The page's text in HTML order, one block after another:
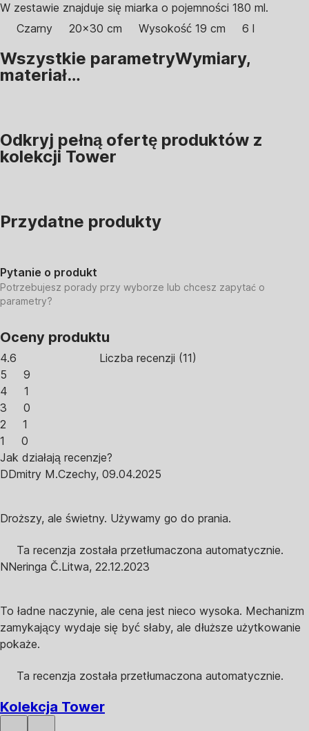
W zestawie znajduje się miarka o pojemności 180 ml.
Czarny
20x30 cm Wysokość 19 cm 6 l
Wszystkie parametryWymiary,
materiał…
Odkryj pełną ofertę produktów z
kolekcji Tower
Przydatne produkty
Pytanie o produkt
Potrzebujesz porady przy wyborze lub chcesz zapytać o
parametry?
Oceny produktu
4.6 Liczba recenzji (11)
5
9
4
1
3
0
2
1
1
0
Jak działają recenzje?
DDmitry M.Czechy, 09.04.2025
Droższy, ale świetny. Używamy go do prania.
Ta recenzja została przetłumaczona automatycznie.
NNeringa Č.Litwa, 22.12.2023
To ładne naczynie, ale cena jest nieco wysoka. Mechanizm
zamykający wydaje się być słaby, ale dłuższe użytkowanie
pokaże.
Ta recenzja została przetłumaczona automatycznie.
Kolekcja Tower